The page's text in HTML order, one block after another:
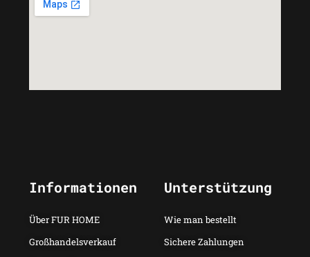
Informationen
Über FUR HOME
Großhandelsverkauf
Unterstützung
Wie man bestellt
Sichere Zahlungen